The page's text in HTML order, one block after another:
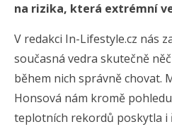
na rizika, která extrémní
V redakci In-Lifestyle.cz nás
současná vedra skutečně
během nich správně chovat.
Honsová nám kromě
teplotních rekordů poskytla i